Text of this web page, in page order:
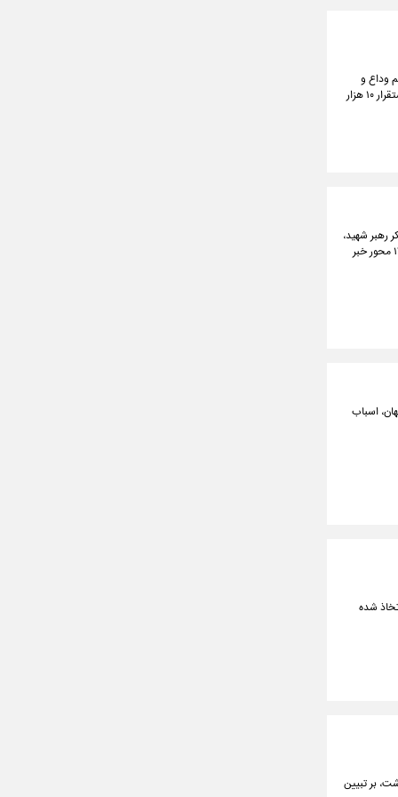
وداع و
تشییع رهبر شهید خبر داد و اعلام کرد که شبکه متروی تهران با بهره‌برداری ۲۴ ساعته، حداکثر ظرفیت ناوگان و استقرار ۱۰ هزار
رهبر شهید،
از تقویت و افزایش ظرفیت خدمات‌رسانی رایگان ناوگان تاکسیرانی به زائران و استقرار یک هزار دستگاه ون در ۱۴ محور خبر
اسباب
دلیل تدابیر اتخاذ شده
بر تبیین